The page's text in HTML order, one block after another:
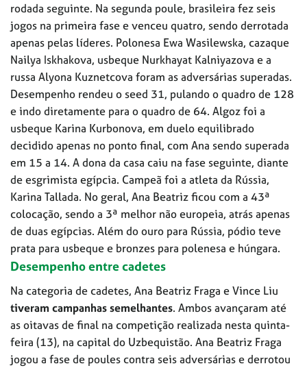
rodada seguinte. Na segunda poule, brasileira fez seis
jogos na primeira fase e venceu quatro, sendo derrotada
apenas pelas líderes. Polonesa Ewa Wasilewska, cazaque
Nailya Iskhakova, usbeque Nurkhayat Kalniyazova e a
russa Alyona Kuznetcova foram as adversárias superadas.
Desempenho rendeu o seed 31, pulando o quadro de 128
e indo diretamente para o quadro de 64. Algoz foi a
usbeque Karina Kurbonova, em duelo equilibrado
decidido apenas no ponto final, com Ana sendo superada
em 15 a 14. A dona da casa caiu na fase seguinte, diante
de esgrimista egípcia. Campeã foi a atleta da Rússia,
Karina Tallada. No geral, Ana Beatriz ficou com a 43ª
colocação, sendo a 3ª melhor não europeia, atrás apenas
de duas egípcias. Além do ouro para Rússia, pódio teve
prata para usbeque e bronzes para polenesa e húngara.
Desempenho entre cadetes
Na categoria de cadetes, Ana Beatriz Fraga e Vince Liu
tiveram campanhas semelhantes. Ambos avançaram até
as oitavas de final na competição realizada nesta quinta-
feira (13), na capital do Uzbequistão. Ana Beatriz Fraga
jogou a fase de poules contra seis adversárias e derrotou